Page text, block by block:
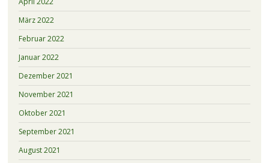
März 2022
Februar 2022
Januar 2022
Dezember 2021
November 2021
Oktober 2021
September 2021
August 2021